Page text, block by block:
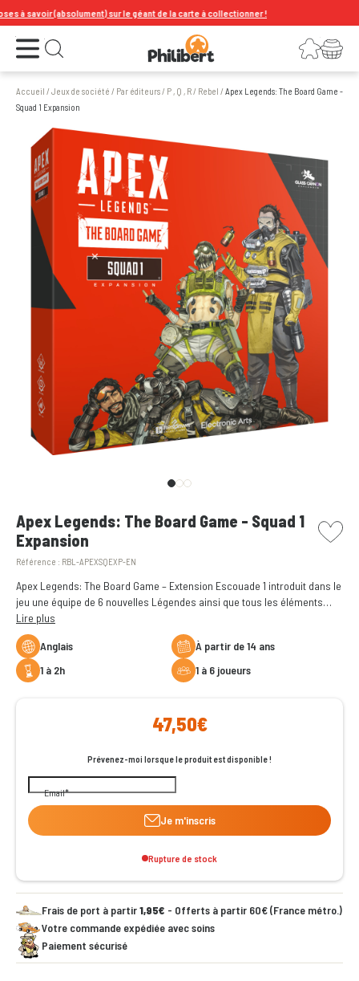
savoir (absolument) sur le géant de la carte à collectionner !
Ouvrir le menu Ouvrir la recherche Connexion
Votre panier
Accueil /Jeux de société / Par éditeurs/ P , Q , R/ Rebel /Apex Legends: The Board Game -
Squad 1 Expansion
Apex Legends: The Board Game - Squad 1
Expansion
Référence : RBL-APEXSQEXP-EN
picto
Apex Legends: The Board Game – Extension Escouade 1 introduit dans le
jeu une équipe de 6 nouvelles Légendes ainsi que tous les éléments
nécessaires pour chacune d’elles, y compris les figurines des Légendes
et de leurs effets, les cartes et les insertions.
Lire plus
Anglais
à partir de 14 ans
1 à 2h
1 à 6 joueurs
47,50€
Prévenez-moi lorsque le produit est disponible !
Email
Je m'inscris
Rupture de stock
Frais de port à partir1,95€ - Offerts à partir 60€ (France métro.)
Votre commande expédiée avec soins
Paiement sécurisé